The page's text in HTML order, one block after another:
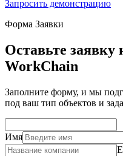
Запросить демонстрацию
Форма Заявки
Оставьте
WorkChain
Заполните форму, и мы
под ваш тип объектов и
Имя